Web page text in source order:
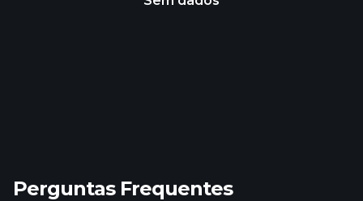
Perguntas Frequentes